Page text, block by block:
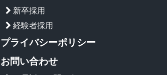
新卒採用
経験者採用
プライバシーポリシー
お問い合わせ